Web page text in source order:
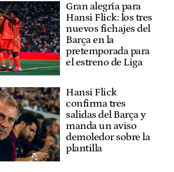
Gran alegría para
Hansi Flick: los tres
nuevos fichajes del
Barça en la
pretemporada para
el estreno de Liga
Hansi Flick
confirma tres
salidas del Barça y
manda un aviso
demoledor sobre la
plantilla